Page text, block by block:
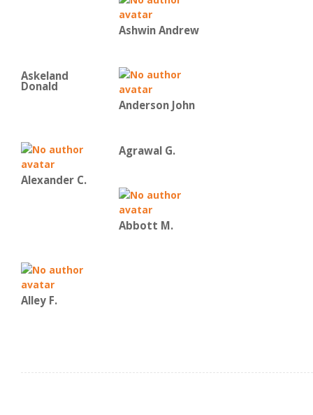
Ashwin Andrew
Askeland
Donald
Anderson John
Alexander C.
Agrawal G.
Abbott M.
Alley F.